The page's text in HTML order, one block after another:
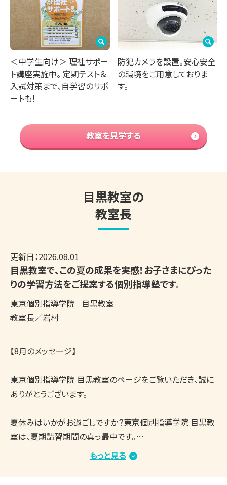
＜中学生向け＞ 理社サポー
ト講座実施中。 定期テスト＆
入試対策まで、自学習のサポ
ートも！
防犯カメラを設置。安心安全
の環境をご用意しておりま
す。
教室を見学する
目黒教室の
教室長
更新日：2026.08.01
目黒教室で、この夏の成果を実感！お子さまにぴった
りの学習方法をご提案する個別指導塾です。
東京個別指導学院
目黒教室
教室長／岩村
【8月のメッセージ】
東京個別指導学院 目黒教室のページをご覧いただき、誠に
ありがとうございます。
夏休みはいかがお過ごしですか？東京個別指導学院 目黒教
室は、夏期講習期間の真っ最中です。
教室内は涼しく、集中して学習できる環境を整えており、生
もっと見る